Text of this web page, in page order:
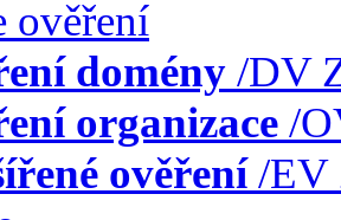
ověření
domény /DV
organizace /
ověření/EV